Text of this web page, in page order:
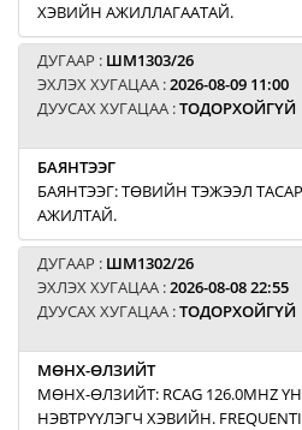
ХЭВИЙН АЖИЛЛАГААТАЙ.
ДУГААР : ШМ1303/26
ЭХЛЭХ ХУГАЦАА :2026-08-09 11:00
ДУУСАХ ХУГАЦАА :ТОДОРХОЙГҮЙ
БАЯНТЭЭГ
БАЯНТЭЭГ: ТӨВИЙН ТЭЖЭЭЛ
АЖИЛТАЙ.
ДУГААР : ШМ1302/26
ЭХЛЭХ ХУГАЦАА :2026-08-08 22:55
ДУУСАХ ХУГАЦАА :ТОДОРХОЙГҮЙ
МӨНХ-ӨЛЗИЙТ
МӨНХ-ӨЛЗИЙТ: RCAG 126.0MHZ
НЭВТРҮҮЛЭГЧ ХЭВИЙН.